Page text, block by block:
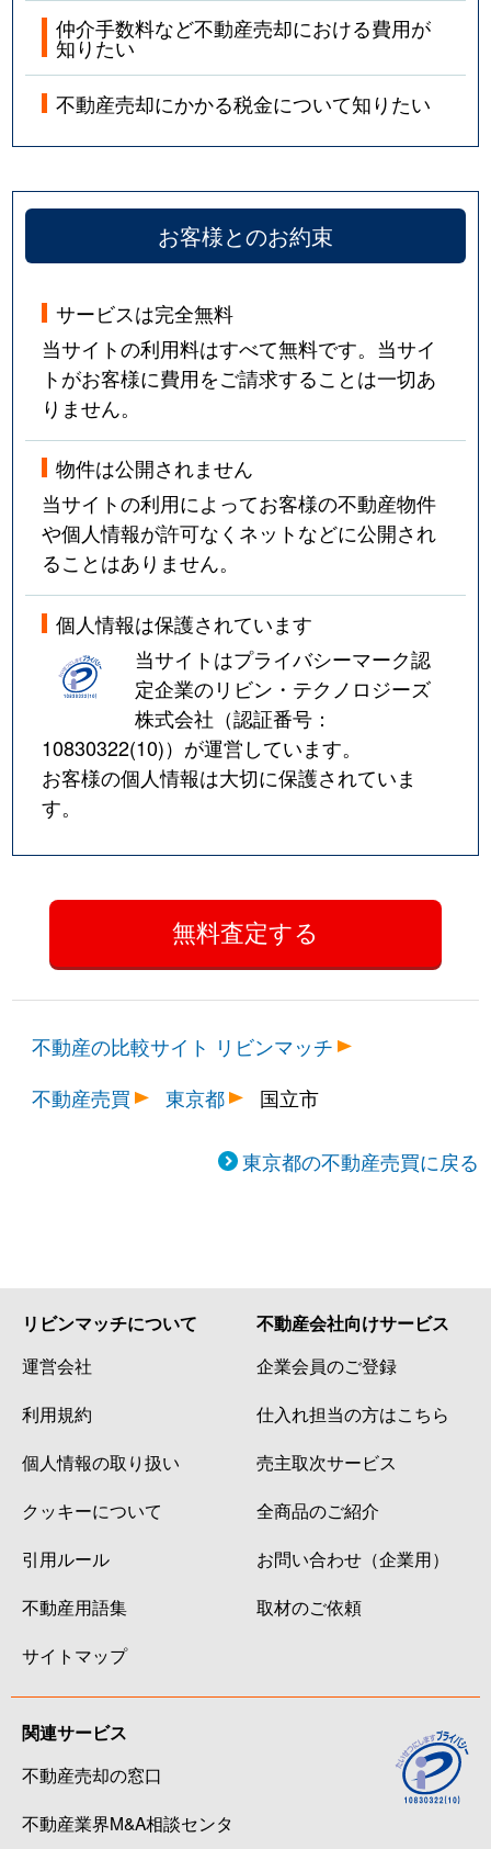
仲介手数料など不動産売却における費用が
知りたい
不動産売却にかかる税金について知りたい
お客様とのお約束
サービスは完全無料
当サイトの利用料はすべて無料です。当サイ
トがお客様に費用をご請求することは一切あ
りません。
物件は公開されません
当サイトの利用によってお客様の不動産物件
や個人情報が許可なくネットなどに公開され
ることはありません。
個人情報は保護されています
当サイトはプライバシーマーク認
定企業のリビン・テクノロジーズ
株式会社（認証番号：
10830322(10)）が運営しています。
お客様の個人情報は大切に保護されていま
す。
不動産の比較サイト リビンマッチ
不動産売買
東京都 国立市
東京都の不動産売買に戻る
リビンマッチについて
運営会社
利用規約
個人情報の取り扱い
クッキーについて
引用ルール
不動産用語集
サイトマップ
不動産会社向けサービス
企業会員のご登録
仕入れ担当の方はこちら
売主取次サービス
全商品のご紹介
お問い合わせ（企業用）
取材のご依頼
関連サービス
不動産売却の窓口
不動産業界M&A相談センタ